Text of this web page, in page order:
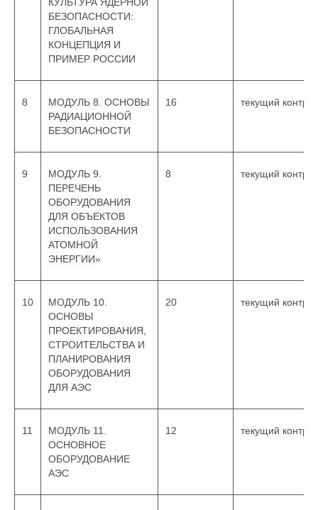
БЕЗОПАСНОСТИ:
ГЛОБАЛЬНАЯ
КОНЦЕПЦИЯ И
ПРИМЕР РОССИИ
8
МОДУЛЬ 8. ОСНОВЫ
РАДИАЦИОННОЙ
БЕЗОПАСНОСТИ
16 текущий
9
МОДУЛЬ 9.
ПЕРЕЧЕНЬ
ОБОРУДОВАНИЯ
ДЛЯ ОБЪЕКТОВ
ИСПОЛЬЗОВАНИЯ
АТОМНОЙ
ЭНЕРГИИ»
8 текущий
10
МОДУЛЬ 10.
ОСНОВЫ
ПРОЕКТИРОВАНИЯ,
СТРОИТЕЛЬСТВА И
ПЛАНИРОВАНИЯ
ОБОРУДОВАНИЯ
ДЛЯ АЭС
20 текущий
11
МОДУЛЬ 11.
ОСНОВНОЕ
ОБОРУДОВАНИЕ
АЭС
12 текущий